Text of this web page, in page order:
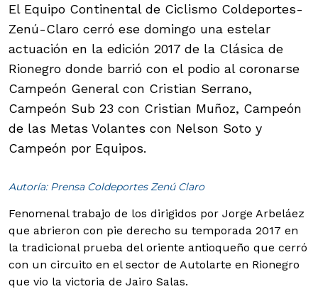
El Equipo Continental de Ciclismo Coldeportes-
Zenú-Claro cerró ese domingo una estelar
actuación en la edición 2017 de la Clásica de
Rionegro donde barrió con el podio al coronarse
Campeón General con Cristian Serrano,
Campeón Sub 23 con Cristian Muñoz, Campeón
de las Metas Volantes con Nelson Soto y
Campeón por Equipos.
Autoría: Prensa Coldeportes Zenú Claro
Fenomenal trabajo de los dirigidos por Jorge Arbeláez
que abrieron con pie derecho su temporada 2017 en
la tradicional prueba del oriente antioqueño que cerró
con un circuito en el sector de Autolarte en Rionegro
que vio la victoria de Jairo Salas.